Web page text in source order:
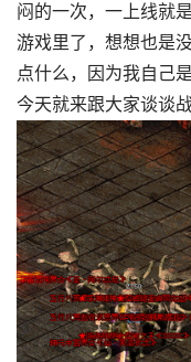
闷的一次，一上线就
游戏里了，想想也是
点什么，因为我自己
今天就来跟大家谈谈